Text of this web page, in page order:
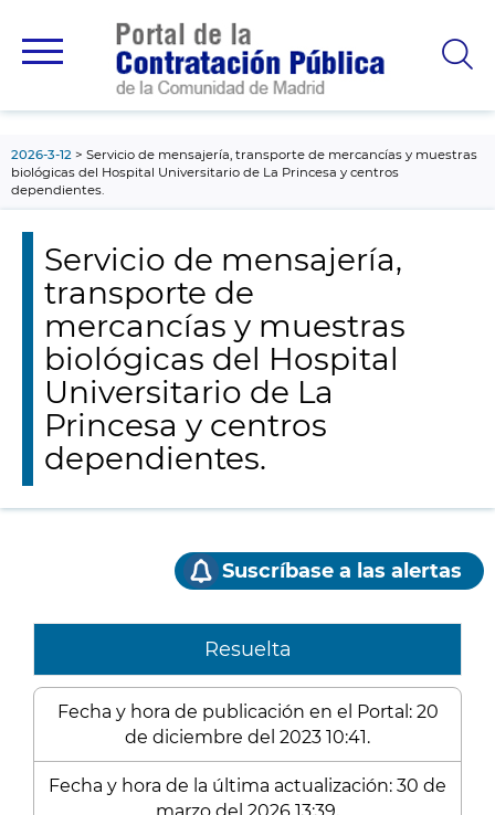
principal
2026-3-12
Servicio de mensajería, transporte de mercancías y muestras
biológicas del Hospital Universitario de La Princesa y centros
dependientes.
Servicio de mensajería,
transporte de
mercancías y muestras
biológicas del Hospital
Universitario de La
Princesa y centros
dependientes.
Suscríbase a las alertas
Resuelta
Fecha y hora de publicación en el Portal: 20
de diciembre del 2023 10:41.
Fecha y hora de la última actualización: 30 de